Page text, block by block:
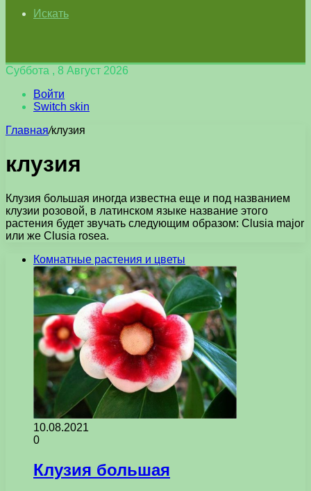
Искать
Суббота , 8 Август 2026
Войти
Switch skin
Главная/клузия
клузия
Клузия большая иногда известна еще и под названием
клузии розовой, в латинском языке название этого
растения будет звучать следующим образом: Clusia major
или же Clusia rosea.
Комнатные растения и цветы
10.08.2021
0
Клузия большая